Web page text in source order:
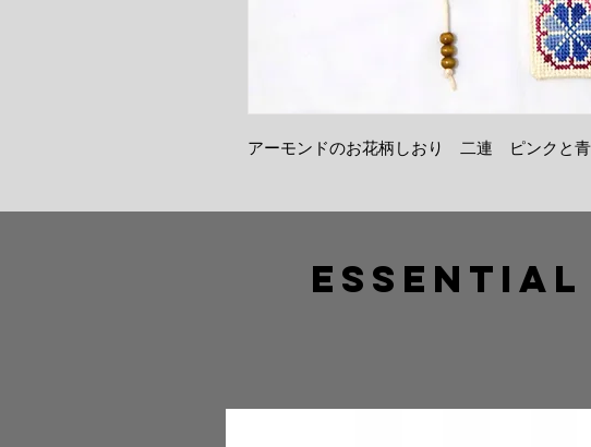
アーモンドのお花柄しおり 二連 ピンクと青
Essential